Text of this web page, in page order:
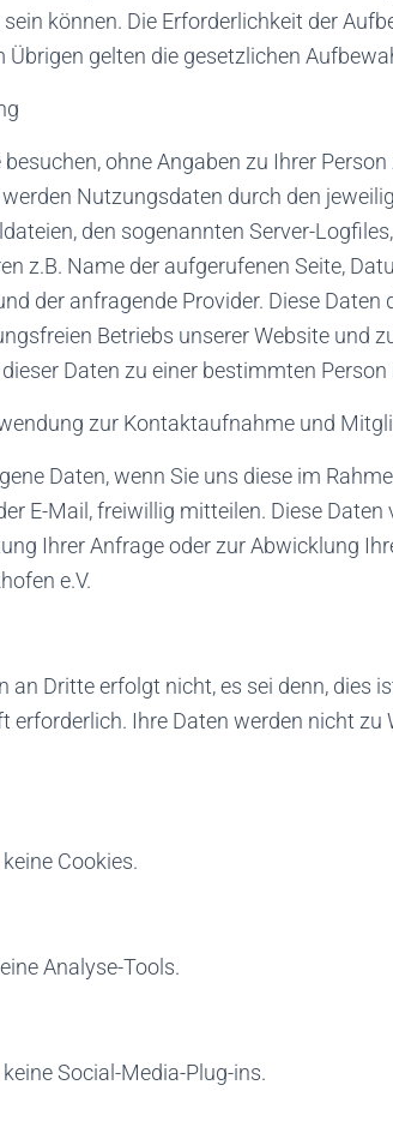
können. Die Erforderlichkeit der
Übrigen gelten die gesetzlichen
ohne Angaben zu Ihrer
Nutzungsdaten durch den
den sogenannten Server-
z.B. Name der aufgerufenen Seite,
der anfragende Provider. Diese Daten
Betriebs unserer Website und
Daten zu einer bestimmten
zur Kontaktaufnahme und
Daten, wenn Sie uns diese im
E-Mail, freiwillig mitteilen. Diese Daten
Ihrer Anfrage oder zur Abwicklung
e.V.
an Dritte erfolgt nicht, es sei denn, dies
erforderlich. Ihre Daten werden nicht zu
Cookies.
Analyse-Tools.
Social-Media-Plug-ins.